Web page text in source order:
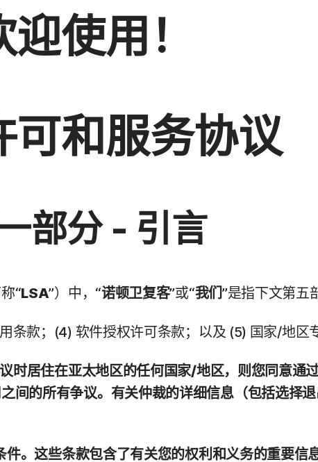
迎使用！
可和服务协议
部分 - 引言
“LSA”）中，“诺顿卫复客”或“我们”是指下文第五
款；(4) 软件授权许可条款；以及 (5) 国家/地区
时居住在亚太地区的任何国家/地区，则您同意通
间的所有争议。有关仲裁的详细信息（包括选择
。这些条款包含了有关您的权利和义务的重要信息